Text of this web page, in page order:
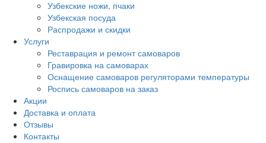
Узбекские ножи, пчаки
Узбекская посуда
Распродажи и скидки
Услуги
Реставрация и ремонт самоваров
Гравировка на самоварах
Оснащение самоваров регуляторами температуры
Роспись самоваров на заказ
Акции
Доставка и оплата
Отзывы
Контакты